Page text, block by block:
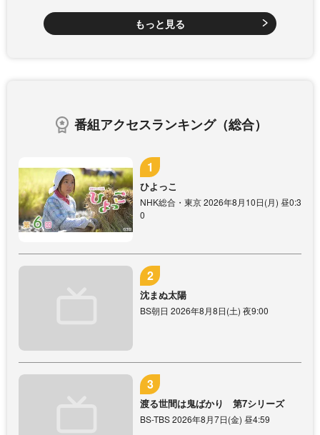
もっと見る
番組アクセスランキング（総合）
ひよっこ
NHK総合・東京 2026年8月10日(月) 昼0:3
0
沈まぬ太陽
BS朝日 2026年8月8日(土) 夜9:00
渡る世間は鬼ばかり 第7シリーズ
BS-TBS 2026年8月7日(金) 昼4:59